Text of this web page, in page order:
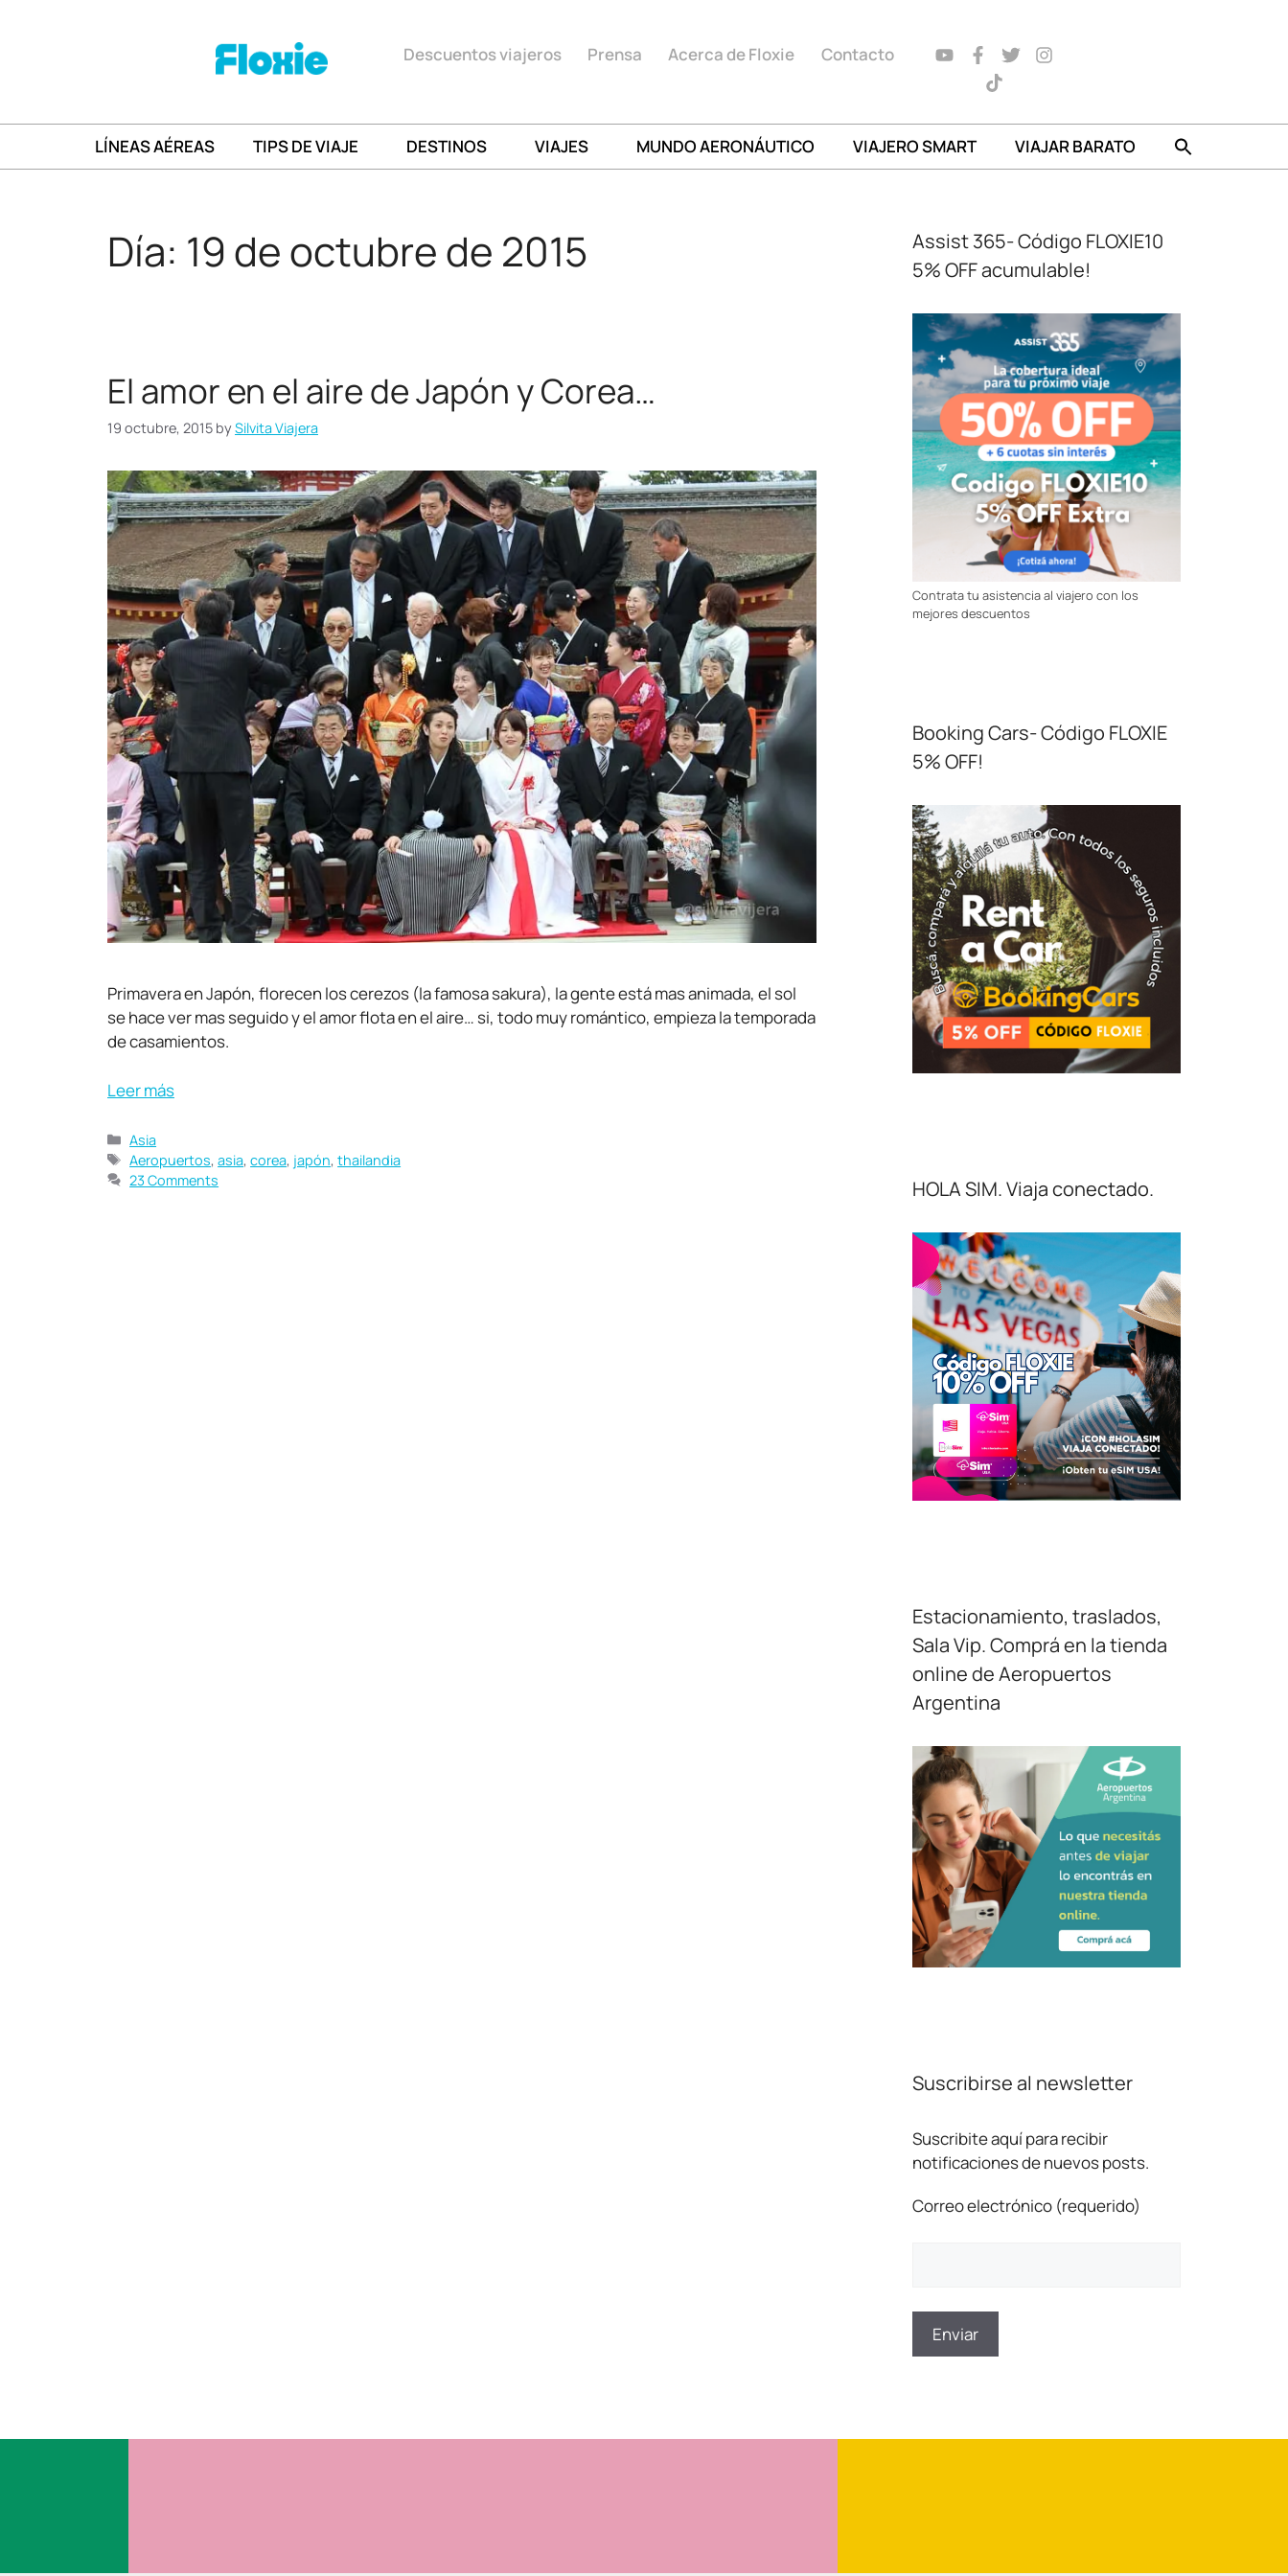
Descuentos viajeros Prensa Acerca de Floxie Contacto
LÍNEAS AÉREAS TIPS DE VIAJE DESTINOS VIAJES MUNDO AERONÁUTICO VIAJERO SMART VIAJAR BARATO
Día: 19 de octubre de 2015
El amor en el aire de Japón y Corea…
19 octubre, 2015 bySilvita Viajera
Primavera en Japón, florecen los cerezos (la famosa sakura), la gente está mas animada, el sol
se hace ver mas seguido y el amor flota en el aire… si, todo muy romántico, empieza la temporada
de casamientos.
Leer más
Asia
Aeropuertos,asia,corea, japón,thailandia
23 Comments
Assist 365- Código FLOXIE10
5% OFF acumulable!
Contrata tu asistencia al viajero con los
mejores descuentos
Booking Cars- Código FLOXIE
5% OFF!
HOLA SIM. Viaja conectado.
Estacionamiento, traslados,
Sala Vip. Comprá en la tienda
online de Aeropuertos
Argentina
Suscribirse al newsletter
Suscribite aquí para recibir
notificaciones de nuevos posts.
Correo electrónico (requerido)